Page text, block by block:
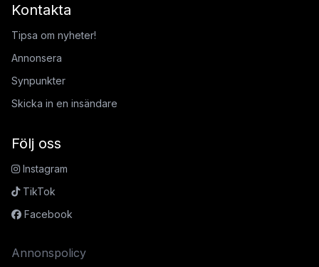
Kontakta
Tipsa om nyheter!
Annonsera
Synpunkter
Skicka in en insändare
Följ oss
Instagram
TikTok
Facebook
Annonspolicy